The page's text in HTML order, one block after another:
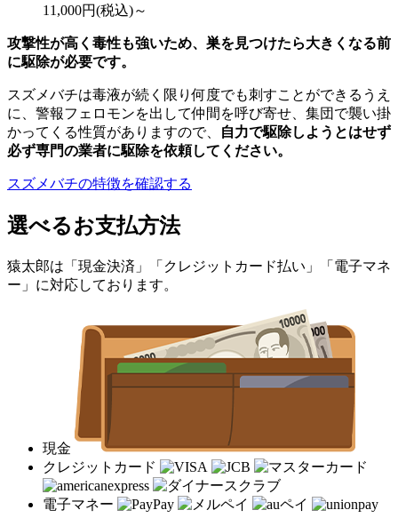
11,000円(税込)～
攻撃性が高く毒性も強いため、巣を見つけたら大きくなる前
に駆除が必要です。
スズメバチは毒液が続く限り何度でも刺すことができるうえ
に、警報フェロモンを出して仲間を呼び寄せ、集団で襲い掛
かってくる性質がありますので、
自力で駆除しようとはせず
必ず専門の業者に駆除を依頼してください。
スズメバチの特徴を確認する
選べるお支払方法
猿太郎は「現金決済」「クレジットカード払い」「電子マネ
ー」に対応しております。
現金
クレジットカード
電子マネー